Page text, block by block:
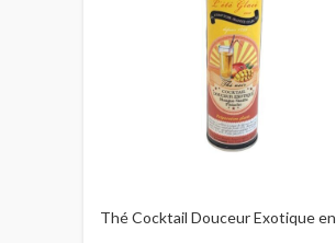
Thé Cocktail Douceur Exotique en